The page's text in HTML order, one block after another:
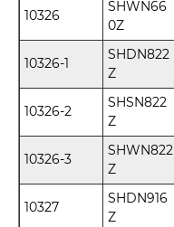
10326
SHWN66
0Z
10326-1
SHDN822
Z
10326-2
SHSN822
Z
10326-3
SHWN822
Z
10327
SHDN916
Z